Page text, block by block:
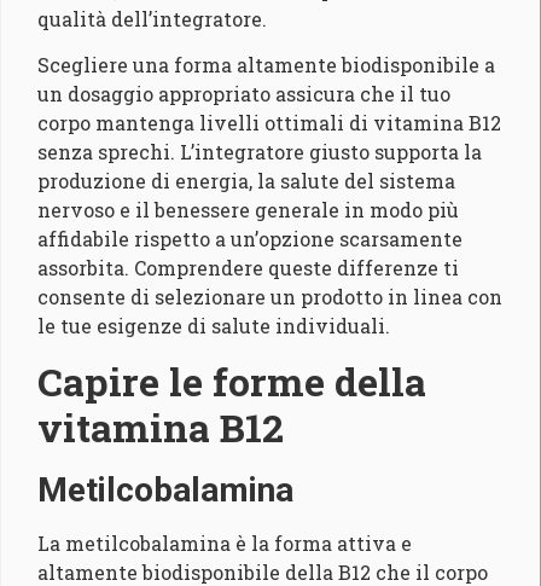
qualità dell’integratore.
Scegliere una forma altamente biodisponibile a
un dosaggio appropriato assicura che il tuo
corpo mantenga livelli ottimali di vitamina B12
senza sprechi. L’integratore giusto supporta la
produzione di energia, la salute del sistema
nervoso e il benessere generale in modo più
affidabile rispetto a un’opzione scarsamente
assorbita. Comprendere queste differenze ti
consente di selezionare un prodotto in linea con
le tue esigenze di salute individuali.
Capire le forme della
vitamina B12
Metilcobalamina
La metilcobalamina è la forma attiva e
altamente biodisponibile della B12 che il corpo